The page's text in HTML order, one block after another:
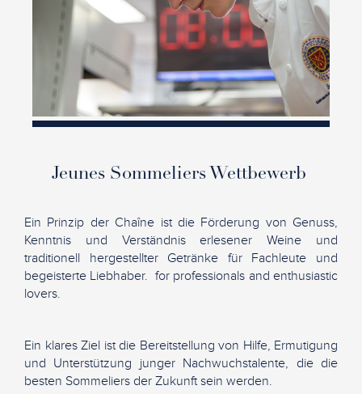
Jeunes Sommeliers Wettbewerb
Ein Prinzip der Chaîne ist die Förderung von Genuss,
Kenntnis und Verständnis erlesener Weine und
traditionell hergestellter Getränke für Fachleute und
begeisterte Liebhaber. for professionals and enthusiastic
lovers.
Ein klares Ziel ist die Bereitstellung von Hilfe, Ermutigung
und Unterstützung junger Nachwuchstalente, die die
besten Sommeliers der Zukunft sein werden.